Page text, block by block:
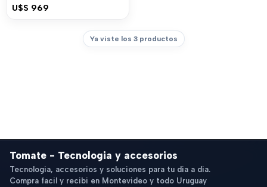
8GB
U$S 969
Ya viste los 3 productos
Tomate - Tecnologia y accesorios
Tecnologia, accesorios y soluciones para tu dia a dia.
Compra facil y recibi en Montevideo y todo Uruguay